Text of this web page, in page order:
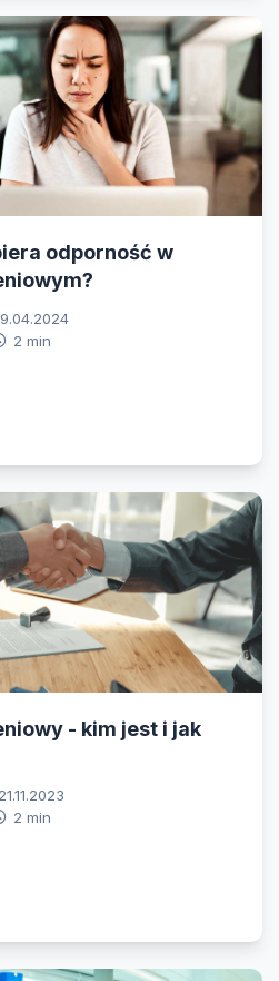
odporność w
2 min
- kim jest i jak
21.11.2023
2 min